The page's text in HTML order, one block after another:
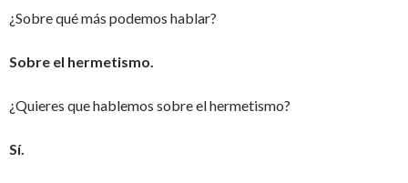
¿Sobre qué más podemos hablar?
Sobre el hermetismo.
¿Quieres que hablemos sobre el hermetismo?
Sí.